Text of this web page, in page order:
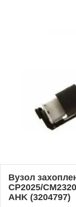
Вузол
CP2025/
AHK (3204797)